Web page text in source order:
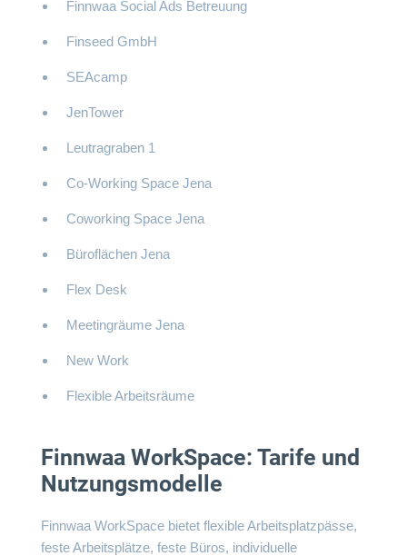
Finnwaa Social Ads Betreuung
Finseed GmbH
SEAcamp
JenTower
Leutragraben 1
Co-Working Space Jena
Coworking Space Jena
Büroflächen Jena
Flex Desk
Meetingräume Jena
New Work
Flexible Arbeitsräume
Finnwaa WorkSpace: Tarife und
Nutzungsmodelle
Finnwaa WorkSpace bietet flexible Arbeitsplatzpässe,
feste Arbeitsplätze, feste Büros, individuelle